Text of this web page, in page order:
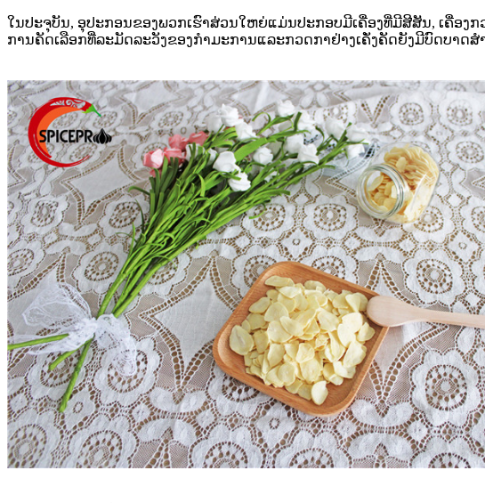
ໃນປະຈຸບັນ, ອຸປະກອນຂອງພວກເຮົາສ່ວນໃຫຍ່ແມ່ນປະກອບມີເຄື່ອງທີ່ມີສີສັນ, ເຄື່ອ
ການຄັດເລືອກທີ່ລະມັດລະວັງຂອງກໍາມະການແລະກວດກາຢ່າງເຄັ່ງຄັດຍັງມີບົດບາ